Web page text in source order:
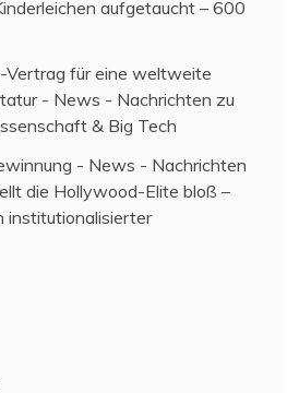
aufgetaucht – 600
Vertrag für eine weltweite
- News - Nachrichten zu
& Big Tech
- News - Nachrichten
die Hollywood-Elite bloß –
institutionalisierter